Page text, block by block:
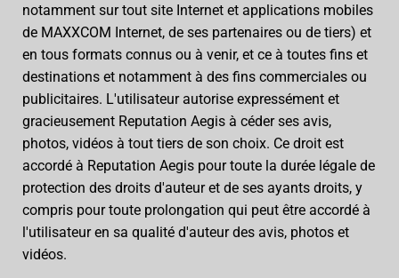
notamment sur tout site Internet et applications mobiles
de MAXXCOM Internet, de ses partenaires ou de tiers) et
en tous formats connus ou à venir, et ce à toutes fins et
destinations et notamment à des fins commerciales ou
publicitaires. L'utilisateur autorise expressément et
gracieusement Reputation Aegis à céder ses avis,
photos, vidéos à tout tiers de son choix. Ce droit est
accordé à Reputation Aegis pour toute la durée légale de
protection des droits d'auteur et de ses ayants droits, y
compris pour toute prolongation qui peut être accordé à
l'utilisateur en sa qualité d'auteur des avis, photos et
vidéos.